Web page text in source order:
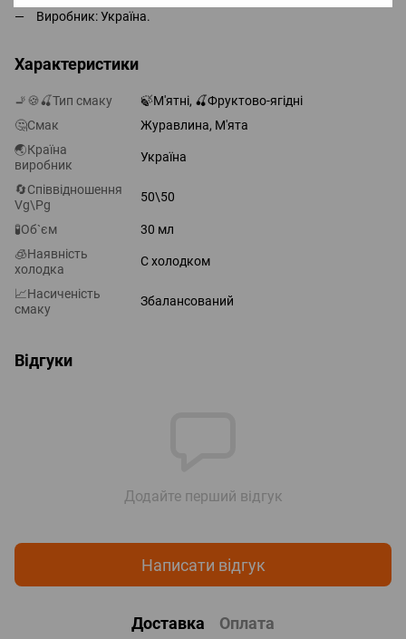
Виробник: Україна.
Характеристики
🚬🍪🍒Тип смаку
🍃М'ятні, 🍒Фруктово-ягідні
🤔Смак
Журавлина, М'ята
🌏Країна
виробник
Україна
🔄Співвідношення
Vg\Pg
50\50
🧪Об`єм
30 мл
🧊Наявність
холодка
С холодком
📈Насиченість
смаку
Збалансований
Відгуки
Додайте перший відгук
Написати відгук
Доставка Оплата